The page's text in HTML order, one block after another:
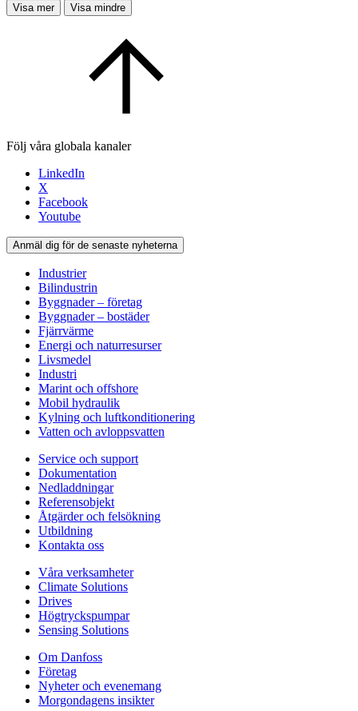
Visa mer Visa mindre
Följ våra globala kanaler
LinkedIn
X
Facebook
Youtube
Anmäl dig för de senaste nyheterna
Industrier
Bilindustrin
Byggnader – företag
Byggnader – bostäder
Fjärrvärme
Energi och naturresurser
Livsmedel
Industri
Marint och offshore
Mobil hydraulik
Kylning och luftkonditionering
Vatten och avloppsvatten
Service och support
Dokumentation
Nedladdningar
Referensobjekt
Åtgärder och felsökning
Utbildning
Kontakta oss
Våra verksamheter
Climate Solutions
Drives
Högtryckspumpar
Sensing Solutions
Om Danfoss
Företag
Nyheter och evenemang
Morgondagens insikter